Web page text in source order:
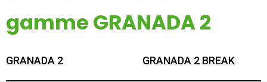
gamme GRANADA 2
GRANADA 2 GRANADA 2 BREAK